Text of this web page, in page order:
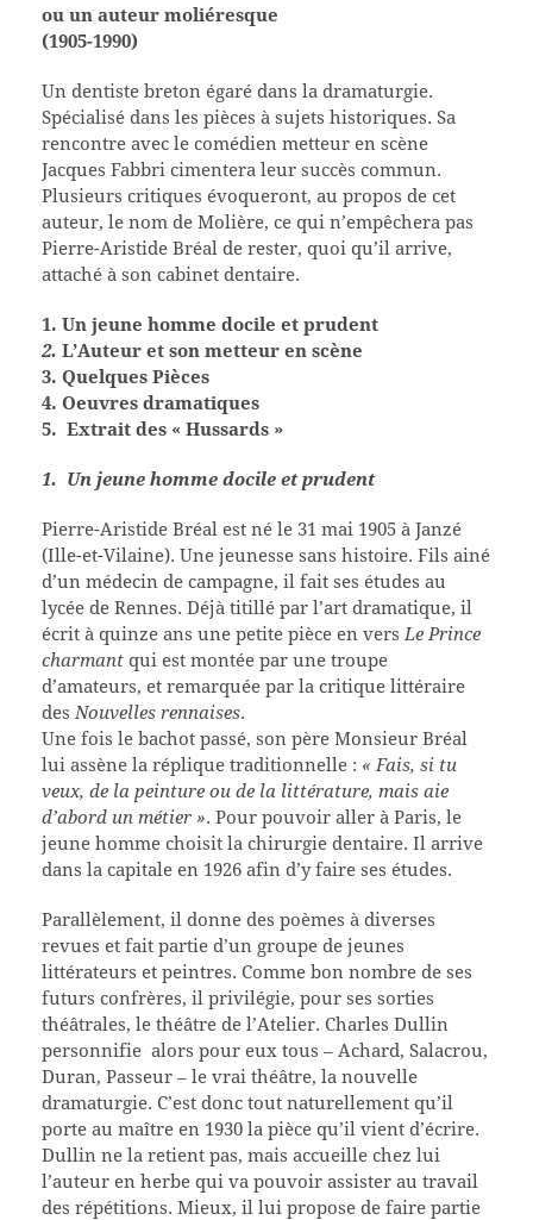
ou un auteur moliéresque
(1905-1990)
Un dentiste breton égaré dans la dramaturgie.
Spécialisé dans les pièces à sujets historiques. Sa
rencontre avec le comédien metteur en scène
Jacques Fabbri cimentera leur succès commun.
Plusieurs critiques évoqueront, au propos de cet
auteur, le nom de Molière, ce qui n’empêchera pas
Pierre-Aristide Bréal de rester, quoi qu’il arrive,
attaché à son cabinet dentaire.
1. Un jeune homme docile et prudent
2. L’Auteur et son metteur en scène
3. Quelques Pièces
4. Oeuvres dramatiques
5. Extrait des « Hussards »
1. Un jeune homme docile et prudent
Pierre-Aristide Bréal est né le 31 mai 1905 à Janzé
(Ille-et-Vilaine). Une jeunesse sans histoire. Fils ainé
d’un médecin de campagne, il fait ses études au
lycée de Rennes. Déjà titillé par l’art dramatique, il
écrit à quinze ans une petite pièce en vers Le Prince
charmant qui est montée par une troupe
d’amateurs, et remarquée par la critique littéraire
des Nouvelles rennaises.
Une fois le bachot passé, son père Monsieur Bréal
lui assène la réplique traditionnelle : « Fais, si tu
veux, de la peinture ou de la littérature, mais aie
d’abord un métier ». Pour pouvoir aller à Paris, le
jeune homme choisit la chirurgie dentaire. Il arrive
dans la capitale en 1926 afin d’y faire ses études.
Parallèlement, il donne des poèmes à diverses
revues et fait partie d’un groupe de jeunes
littérateurs et peintres. Comme bon nombre de ses
futurs confrères, il privilégie, pour ses sorties
théâtrales, le théâtre de l’Atelier. Charles Dullin
personnifie alors pour eux tous – Achard, Salacrou,
Duran, Passeur – le vrai théâtre, la nouvelle
dramaturgie. C’est donc tout naturellement qu’il
porte au maître en 1930 la pièce qu’il vient d’écrire.
Dullin ne la retient pas, mais accueille chez lui
l’auteur en herbe qui va pouvoir assister au travail
des répétitions. Mieux, il lui propose de faire partie